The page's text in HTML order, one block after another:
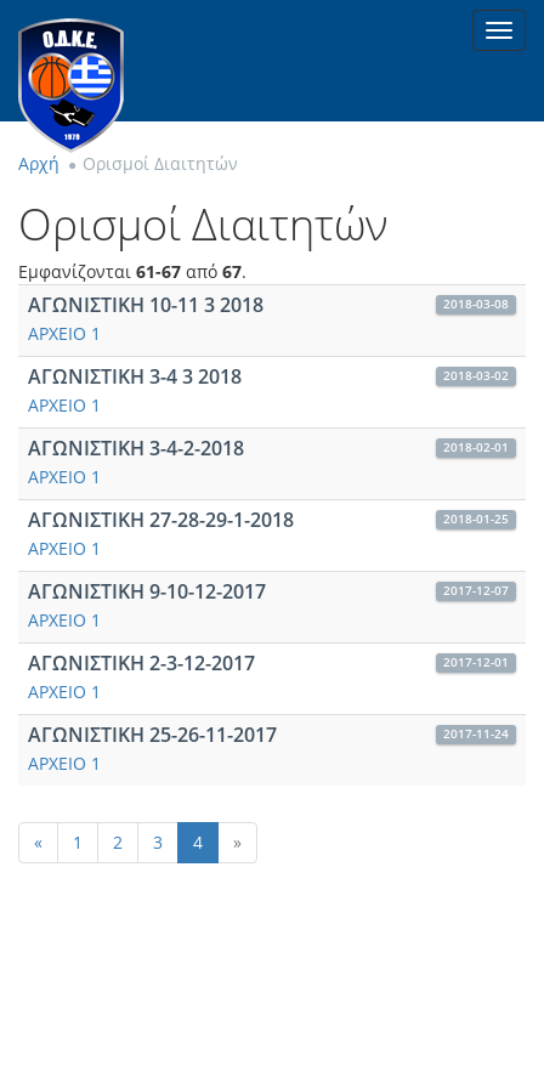
Αρχή Ορισμοί Διαιτητών
Ορισμοί Διαιτητών
Εμφανίζονται 61-67 από 67.
ΑΓΩΝΙΣΤΙΚΗ 10-11 3 2018 2018-03-08
ΑΡΧΕΙΟ 1
ΑΓΩΝΙΣΤΙΚΗ 3-4 3 2018 2018-03-02
ΑΡΧΕΙΟ 1
ΑΓΩΝΙΣΤΙΚΗ 3-4-2-2018 2018-02-01
ΑΡΧΕΙΟ 1
ΑΓΩΝΙΣΤΙΚΗ 27-28-29-1-2018 2018-01-25
ΑΡΧΕΙΟ 1
ΑΓΩΝΙΣΤΙΚΗ 9-10-12-2017 2017-12-07
ΑΡΧΕΙΟ 1
ΑΓΩΝΙΣΤΙΚΗ 2-3-12-2017 2017-12-01
ΑΡΧΕΙΟ 1
ΑΓΩΝΙΣΤΙΚΗ 25-26-11-2017 2017-11-24
ΑΡΧΕΙΟ 1
« 1 2 3 4 »